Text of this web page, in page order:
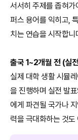
서서히 주제를 좁혀
퍼스 용어를 익히고,
치는 연습을 시작합니
출국 1~2개월 전 (실
실제 대학 생활 시뮬
을 진행하며 실전 발
에게 파견될 국가나
력을 극대화하는 것